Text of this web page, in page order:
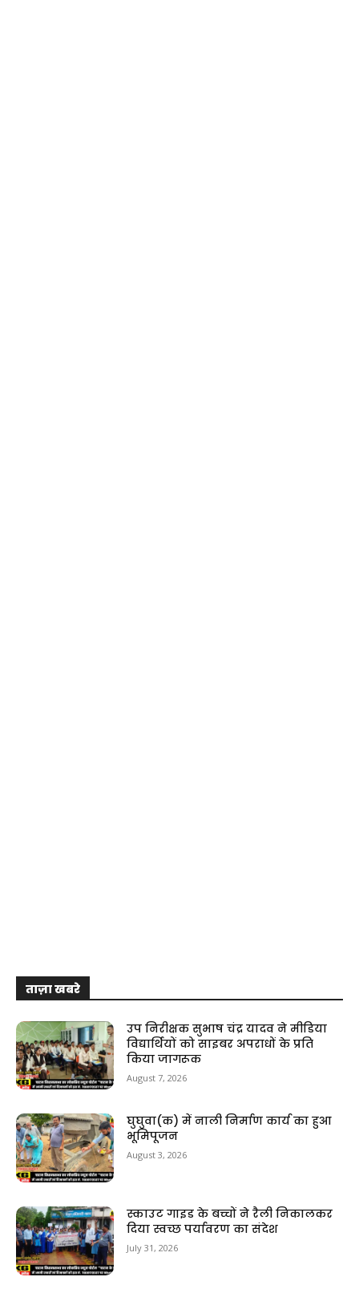
ताज़ा खबरे
उप निरीक्षक सुभाष चंद्र यादव ने मीडिया
विद्यार्थियों को साइबर अपराधों के प्रति
किया जागरूक
August 7, 2026
घुघुवा(क) में नाली निर्माण कार्य का हुआ
भूमिपूजन
August 3, 2026
स्काउट गाइड के बच्चों ने रैली निकालकर
दिया स्वच्छ पर्यावरण का संदेश
July 31, 2026